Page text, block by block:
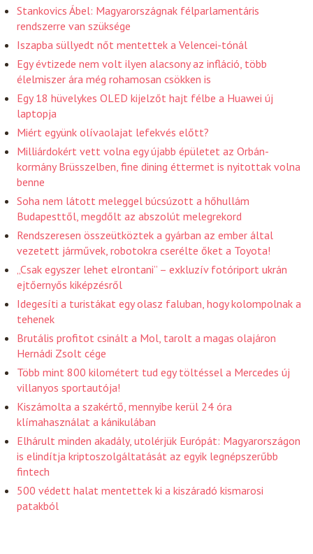
Stankovics Ábel: Magyarországnak félparlamentáris
rendszerre van szüksége
Iszapba süllyedt nőt mentettek a Velencei-tónál
Egy évtizede nem volt ilyen alacsony az infláció, több
élelmiszer ára még rohamosan csökken is
Egy 18 hüvelykes OLED kijelzőt hajt félbe a Huawei új
laptopja
Miért együnk olívaolajat lefekvés előtt?
Milliárdokért vett volna egy újabb épületet az Orbán-
kormány Brüsszelben, fine dining éttermet is nyitottak volna
benne
Soha nem látott meleggel búcsúzott a hőhullám
Budapesttől, megdőlt az abszolút melegrekord
Rendszeresen összeütköztek a gyárban az ember által
vezetett járművek, robotokra cserélte őket a Toyota!
„Csak egyszer lehet elrontani” – exkluzív fotóriport ukrán
ejtőernyős kiképzésről
Idegesíti a turistákat egy olasz faluban, hogy kolompolnak a
tehenek
Brutális profitot csinált a Mol, tarolt a magas olajáron
Hernádi Zsolt cége
Több mint 800 kilométert tud egy töltéssel a Mercedes új
villanyos sportautója!
Kiszámolta a szakértő, mennyibe kerül 24 óra
klímahasználat a kánikulában
Elhárult minden akadály, utolérjük Európát: Magyarországon
is elindítja kriptoszolgáltatását az egyik legnépszerűbb
fintech
500 védett halat mentettek ki a kiszáradó kismarosi
patakból